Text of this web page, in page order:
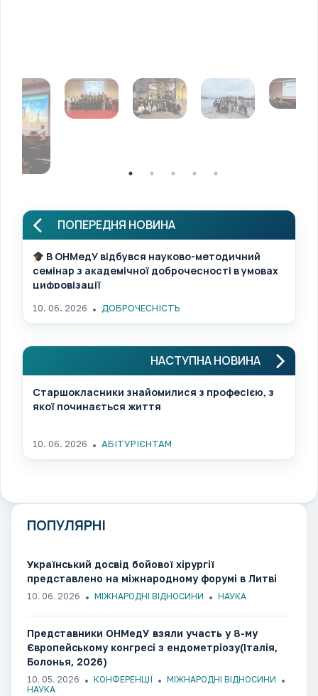
ПОПЕРЕДНЯ НОВИНА
В ОНМедУ відбувся науково-методичний
семінар з академічної доброчесності в умовах
цифровізації
10. 06. 2026 ДОБРОЧЕСНІСТЬ
НАСТУПНА НОВИНА
Старшокласники знайомилися з професією, з
якої починається життя
10. 06. 2026 АБІТУРІЄНТАМ
ПОПУЛЯРНІ
Український досвід бойової хірургії
представлено на міжнародному форумі в Литві
10. 06. 2026 МІЖНАРОДНІ ВІДНОСИНИ НАУКА
Представники ОНМедУ взяли участь у 8-му
Європейському конгресі з ендометріозу(Італія,
Болонья, 2026)
10. 05. 2026 КОНФЕРЕНЦІЇ
МІЖНАРОДНІ ВІДНОСИНИ
НАУКА